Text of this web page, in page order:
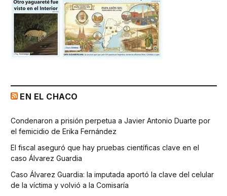
EN EL CHACO
Condenaron a prisión perpetua a Javier Antonio Duarte por
el femicidio de Erika Fernández
El fiscal aseguró que hay pruebas científicas clave en el
caso Álvarez Guardia
Caso Álvarez Guardia: la imputada aportó la clave del celular
de la víctima y volvió a la Comisaría